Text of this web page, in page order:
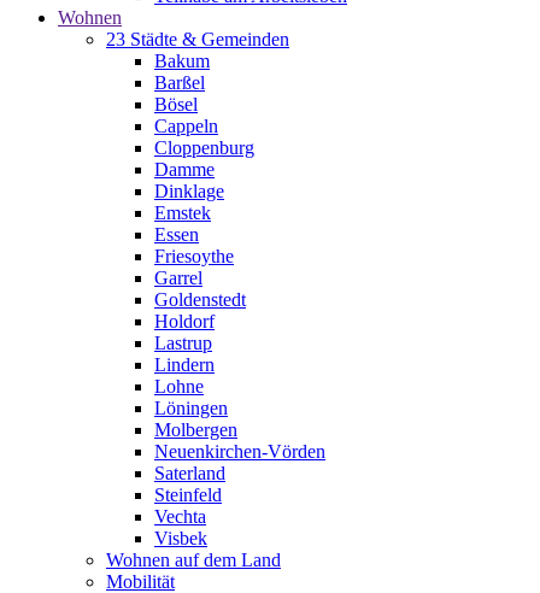
Wohnen
23 Städte & Gemeinden
Bakum
Barßel
Bösel
Cappeln
Cloppenburg
Damme
Dinklage
Emstek
Essen
Friesoythe
Garrel
Goldenstedt
Holdorf
Lastrup
Lindern
Lohne
Löningen
Molbergen
Neuenkirchen-Vörden
Saterland
Steinfeld
Vechta
Visbek
Wohnen auf dem Land
Mobilität